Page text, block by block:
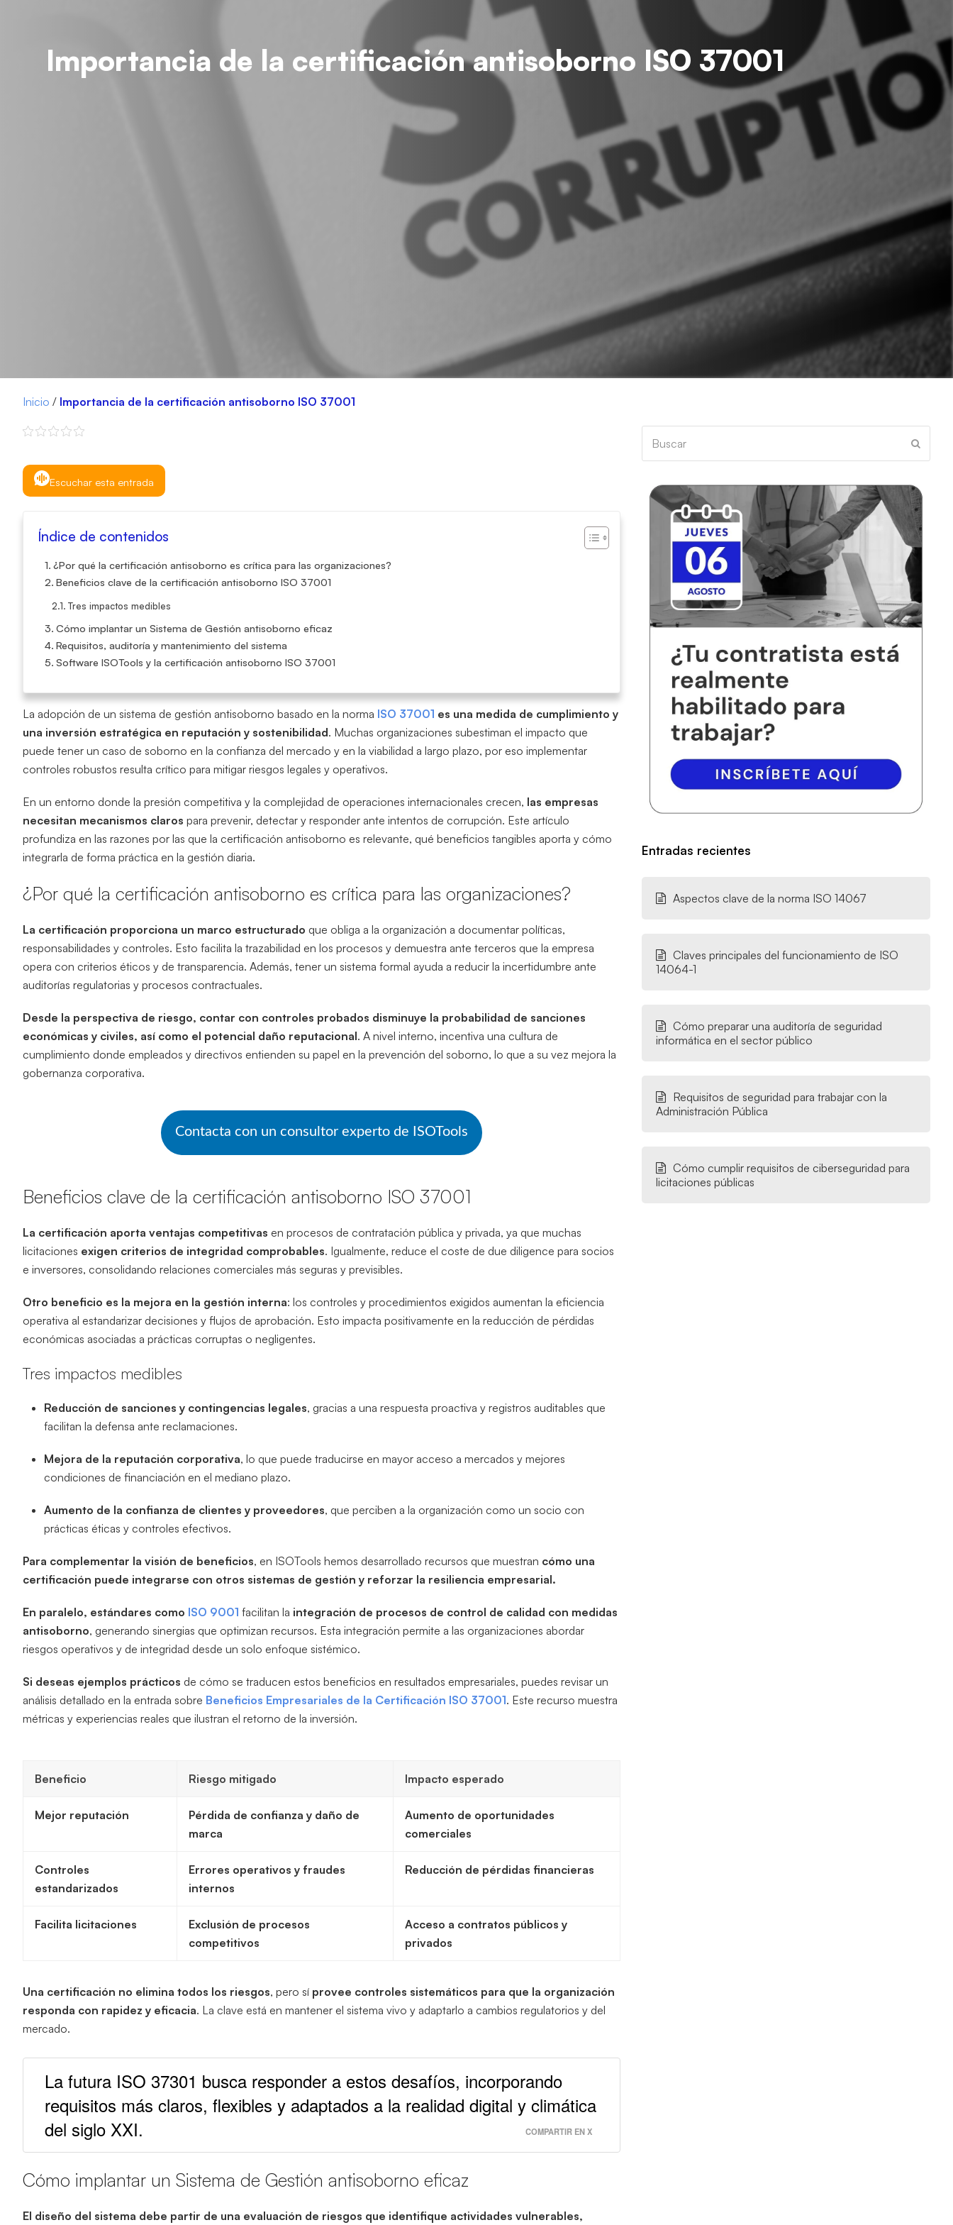
Importancia de la certificación antisoborno ISO 37001
Inicio / Importancia de la certificación antisoborno ISO 37001
Escuchar esta entrada
Índice de contenidos
¿Por qué la certificación antisoborno es crítica para las organizaciones?
Beneficios clave de la certificación antisoborno ISO 37001
Tres impactos medibles
Cómo implantar un Sistema de Gestión antisoborno eficaz
Requisitos, auditoría y mantenimiento del sistema
Software ISOTools y la certificación antisoborno ISO 37001
La adopción de un sistema de gestión antisoborno basado en la norma ISO 37001 es una medida de cumplimiento y
una inversión estratégica en reputación y sostenibilidad. Muchas organizaciones subestiman el impacto que
puede tener un caso de soborno en la confianza del mercado y en la viabilidad a largo plazo, por eso implementar
controles robustos resulta crítico para mitigar riesgos legales y operativos.
En un entorno donde la presión competitiva y la complejidad de operaciones internacionales crecen, las empresas
necesitan mecanismos claros para prevenir, detectar y responder ante intentos de corrupción. Este artículo
profundiza en las razones por las que la certificación antisoborno es relevante, qué beneficios tangibles aporta y cómo
integrarla de forma práctica en la gestión diaria.
¿Por qué la certificación antisoborno es crítica para las organizaciones?
La certificación proporciona un marco estructurado que obliga a la organización a documentar políticas,
responsabilidades y controles. Esto facilita la trazabilidad en los procesos y demuestra ante terceros que la empresa
opera con criterios éticos y de transparencia. Además, tener un sistema formal ayuda a reducir la incertidumbre ante
auditorías regulatorias y procesos contractuales.
Desde la perspectiva de riesgo, contar con controles probados disminuye la probabilidad de sanciones
económicas y civiles, así como el potencial daño reputacional. A nivel interno, incentiva una cultura de
cumplimiento donde empleados y directivos entienden su papel en la prevención del soborno, lo que a su vez mejora la
gobernanza corporativa.
Contacta con un consultor experto de ISOTools
Beneficios clave de la certificación antisoborno ISO 37001
La certificación aporta ventajas competitivas en procesos de contratación pública y privada, ya que muchas
licitaciones exigen criterios de integridad comprobables. Igualmente, reduce el coste de due diligence para socios
e inversores, consolidando relaciones comerciales más seguras y previsibles.
Otro beneficio es la mejora en la gestión interna: los controles y procedimientos exigidos aumentan la eficiencia
operativa al estandarizar decisiones y flujos de aprobación. Esto impacta positivamente en la reducción de pérdidas
económicas asociadas a prácticas corruptas o negligentes.
Tres impactos medibles
Reducción de sanciones y contingencias legales, gracias a una respuesta proactiva y registros auditables que
facilitan la defensa ante reclamaciones.
Mejora de la reputación corporativa, lo que puede traducirse en mayor acceso a mercados y mejores
condiciones de financiación en el mediano plazo.
Aumento de la confianza de clientes y proveedores, que perciben a la organización como un socio con
prácticas éticas y controles efectivos.
Para complementar la visión de beneficios, en ISOTools hemos desarrollado recursos que muestran cómo una
certificación puede integrarse con otros sistemas de gestión y reforzar la resiliencia empresarial.
En paralelo, estándares como ISO 9001 facilitan la integración de procesos de control de calidad con medidas
antisoborno, generando sinergias que optimizan recursos. Esta integración permite a las organizaciones abordar
riesgos operativos y de integridad desde un solo enfoque sistémico.
Si deseas ejemplos prácticos de cómo se traducen estos beneficios en resultados empresariales, puedes revisar un
análisis detallado en la entrada sobre Beneficios Empresariales de la Certificación ISO 37001. Este recurso muestra
métricas y experiencias reales que ilustran el retorno de la inversión.
Beneficio Riesgo mitigado Impacto esperado
Mejor reputación
Pérdida de confianza y daño de
marca
Aumento de oportunidades
comerciales
Controles
estandarizados
Errores operativos y fraudes
internos
Reducción de pérdidas financieras
Facilita licitaciones
Exclusión de procesos
competitivos
Acceso a contratos públicos y
privados
Una certificación no elimina todos los riesgos, pero sí provee controles sistemáticos para que la organización
responda con rapidez y eficacia. La clave está en mantener el sistema vivo y adaptarlo a cambios regulatorios y del
mercado.
La futura ISO 37301 busca responder a estos desafíos, incorporando
requisitos más claros, flexibles y adaptados a la realidad digital y climática
del siglo XXI.
COMPARTIR EN X
Cómo implantar un Sistema de Gestión antisoborno eficaz
El diseño del sistema debe partir de una evaluación de riesgos que identifique actividades vulnerables,
Entradas recientes
Aspectos clave de la norma ISO 14067
Claves principales del funcionamiento de ISO
14064-1
Cómo preparar una auditoría de seguridad
informática en el sector público
Requisitos de seguridad para trabajar con la
Administración Pública
Cómo cumplir requisitos de ciberseguridad para
licitaciones públicas